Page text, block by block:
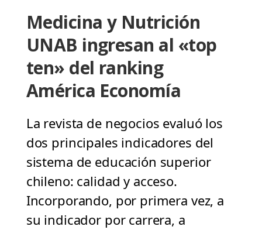
Medicina y Nutrición
UNAB ingresan al «top
ten» del ranking
América Economía
La revista de negocios evaluó los
dos principales indicadores del
sistema de educación superior
chileno: calidad y acceso.
Incorporando, por primera vez, a
su indicador por carrera, a